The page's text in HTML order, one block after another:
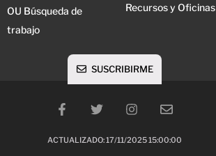
OU Búsqueda de
trabajo
Recursos y Oficinas
ACTUALIZADO: 17/11/2025 15:00:00
SUSCRIBIRME